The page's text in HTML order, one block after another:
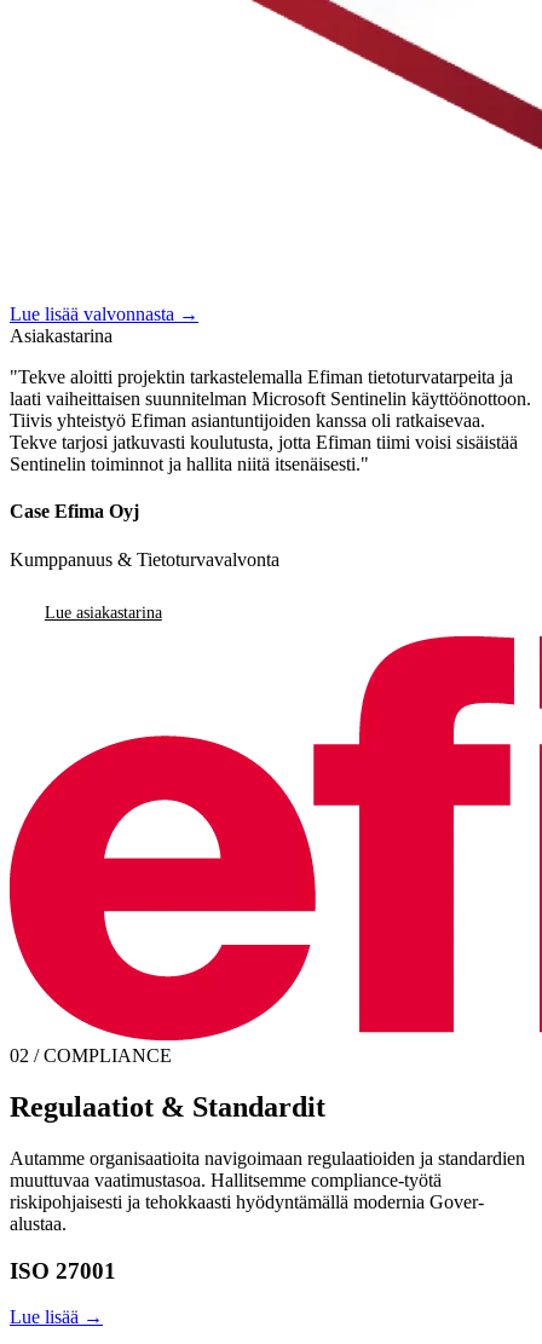
Lue lisää valvonnasta →
Asiakastarina
"Tekve aloitti projektin tarkastelemalla Efiman tietoturvatarpeita ja
laati vaiheittaisen suunnitelman Microsoft Sentinelin käyttöönottoon.
Tiivis yhteistyö Efiman asiantuntijoiden kanssa oli ratkaisevaa.
Tekve tarjosi jatkuvasti koulutusta, jotta Efiman tiimi voisi sisäistää
Sentinelin toiminnot ja hallita niitä itsenäisesti."
Case Efima Oyj
Kumppanuus & Tietoturvavalvonta
Lue asiakastarina
02 / COMPLIANCE
Regulaatiot & Standardit
Autamme organisaatioita navigoimaan regulaatioiden ja standardien
muuttuvaa vaatimustasoa. Hallitsemme compliance-työtä
riskipohjaisesti ja tehokkaasti hyödyntämällä modernia Gover-
alustaa.
ISO 27001
Lue lisää →